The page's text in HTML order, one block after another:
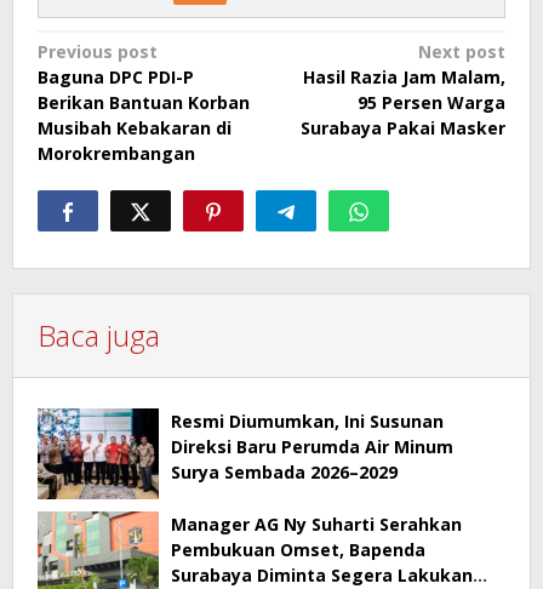
Post
navigation
Previous post
Baguna DPC PDI-P
Berikan Bantuan Korban
Musibah Kebakaran di
Morokrembangan
Next post
Hasil Razia Jam Malam,
95 Persen Warga
Surabaya Pakai Masker
Baca juga
Resmi Diumumkan, Ini Susunan
Direksi Baru Perumda Air Minum
Surya Sembada 2026–2029
Manager AG Ny Suharti Serahkan
Pembukuan Omset, Bapenda
Surabaya Diminta Segera Lakukan